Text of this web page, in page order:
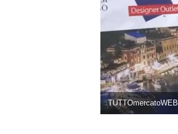
TUTTOmercatoWEB